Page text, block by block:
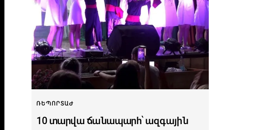
ՌԵՊՈՐՏԱԺ
10 տարվա ճանապարհ՝ ազգային